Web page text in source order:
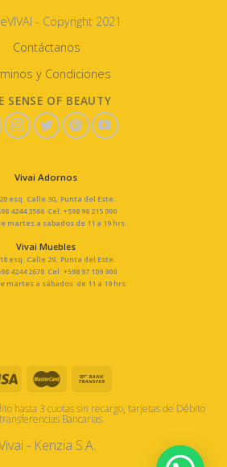
- Copyright 2021
Contáctanos
y Condiciones
SENSE OF BEAUTY
Vivai Adornos
esq. Calle 30, Punta del Este.
4244 3566 Cel: +598 96 215 000
martes a sabados de 11 a 19 hrs.
Vivai Muebles
esq. Calle 29, Punta del Este.
4244 2678 Cel: +598 97 109 900
martes a sábados de 11 a 19 hrs.
hasta 3 cuotas sin recargo, tarjetas de Débito
Bancarias
- Kenzia S.A.